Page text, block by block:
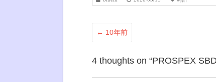
← 10年前
4 thoughts on “PROSPEX